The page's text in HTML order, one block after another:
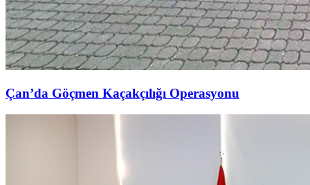
Çan’da Göçmen Kaçakçılığı Operasyonu